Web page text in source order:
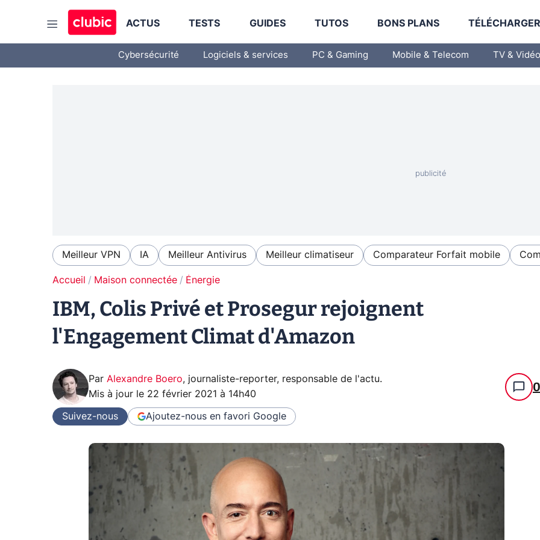
ACTUS TESTS GUIDES TUTOS BONS PLANS
Cybersécurité Logiciels & services PC & Gaming Mobile & Telecom TV & Vidéo
Meilleur VPN IA Meilleur Antivirus Meilleur climatiseur Comparateur Forfait mobile
Accueil Maison connectée Énergie
IBM, Colis Privé et Prosegur rejoignent
l'Engagement Climat d'Amazon
Par Alexandre Boero, journaliste-reporter, responsable de l'actu.
Mis à jour le 22 février 2021 à 14h40 0
Suivez-nous Ajoutez-nous en favori Google